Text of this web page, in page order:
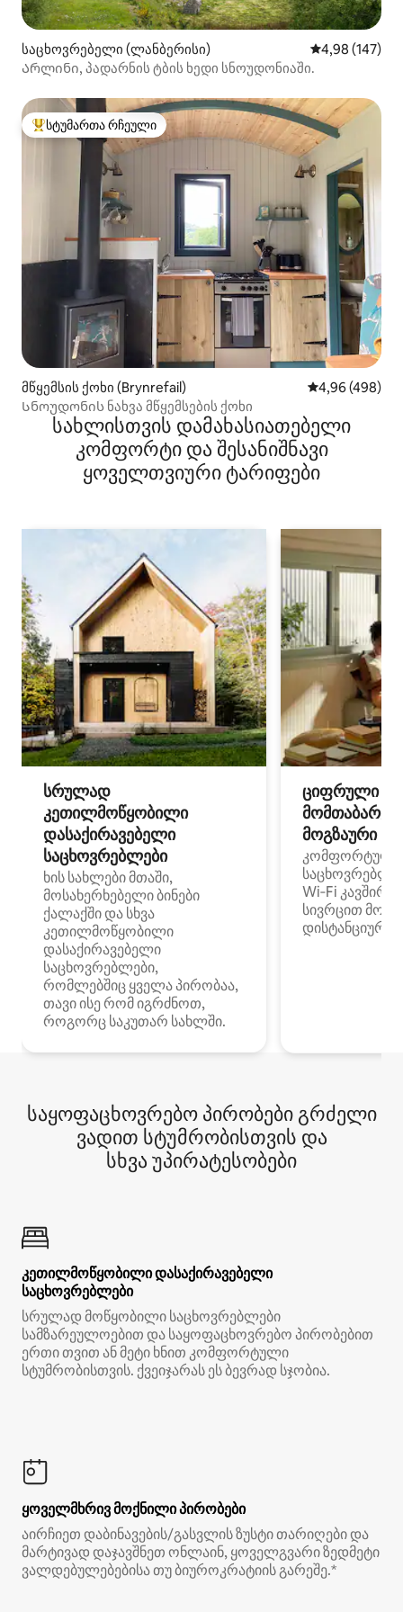
საცხოვრებელი (ლანბერისი) საშუალო
4,98 (147)
Არლინი, პადარნის ტბის ხედი სნოუდონიაში.
სტუმართა რჩეული მოწინავე ვარიანტი
სტუმართა რჩეული
მწყემსის ქოხი (Brynrefail) საშუალო
4,96 (498)
Სნოუდონის ნახვა მწყემსების ქოხი
სახლისთვის დამახასიათებელი
კომფორტი და შესანიშნავი
ყოველთვიური ტარიფები
სრულად
კეთილმოწყობილი
დასაქირავებელი
საცხოვრებლები
ხის სახლები მთაში,
მოსახერხებელი ბინები
ქალაქში და სხვა
კეთილმოწყობილი
დასაქირავებელი
საცხოვრებლები,
რომლებშიც ყველა პირობაა,
თავი ისე რომ იგრძნოთ,
როგორც საკუთარ სახლში.
ციფრული
მოგზაური
კომფორტული
Wi‑Fi
სივრცით
დისტანციური
საყოფაცხოვრებო პირობები გრძელი
ვადით სტუმრობისთვის და
სხვა უპირატესობები
კეთილმოწყობილი დასაქირავებელი
საცხოვრებლები
სრულად მოწყობილი საცხოვრებლები
სამზარეულოებით და საყოფაცხოვრებო პირობებით
ერთი თვით ან მეტი ხნით კომფორტული
სტუმრობისთვის. ქვეიჯარას ეს ბევრად სჯობია.
ყოველმხრივ მოქნილი პირობები
აირჩიეთ დაბინავების/გასვლის ზუსტი თარიღები და
მარტივად დაჯავშნეთ ონლაინ, ყოველგვარი ზედმეტი
ვალდებულებებისა თუ ბიუროკრატიის გარეშე.*